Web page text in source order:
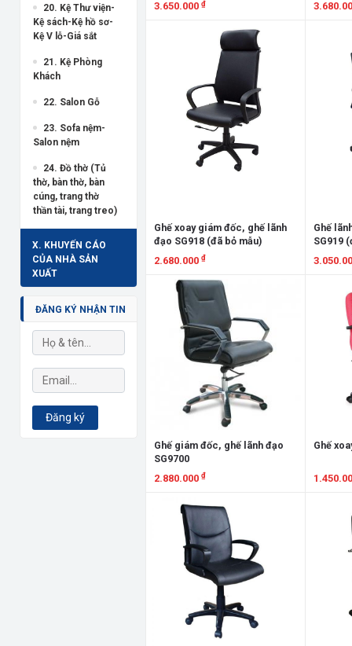
20. Kệ Thư viện-
Kệ sách-Kệ hồ sơ-
Kệ V lỗ-Giá sắt
21. Kệ Phòng
Khách
22. Salon Gỗ
23. Sofa nệm-
Salon nệm
24. Đồ thờ (Tủ
thờ, bàn thờ, bàn
cúng, trang thờ
thần tài, trang treo)
X. KHUYẾN CÁO
CỦA NHÀ SẢN
XUẤT
ĐĂNG KÝ NHẬN TIN
Đăng ký
3.650.000 ₫
Ghế xoay giám đốc, ghế lãnh
đạo SG918 (đã bỏ mẫu)
2.680.000 ₫
Xem chi tiết
Ghế
SG919
Ghế giám đốc, ghế lãnh đạo
SG9700
2.880.000 ₫
Xem chi tiết
Ghế